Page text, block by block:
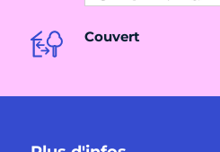
Couvert